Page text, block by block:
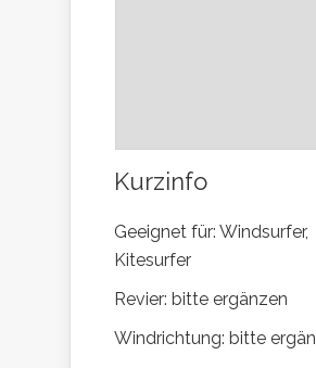
Kurzinfo
Geeignet für: Windsurfer,
Kitesurfer
Revier: bitte ergänzen
Windrichtung: bitte